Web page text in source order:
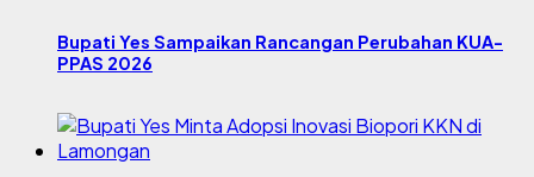
Bupati Yes Sampaikan Rancangan Perubahan KUA-
PPAS 2026